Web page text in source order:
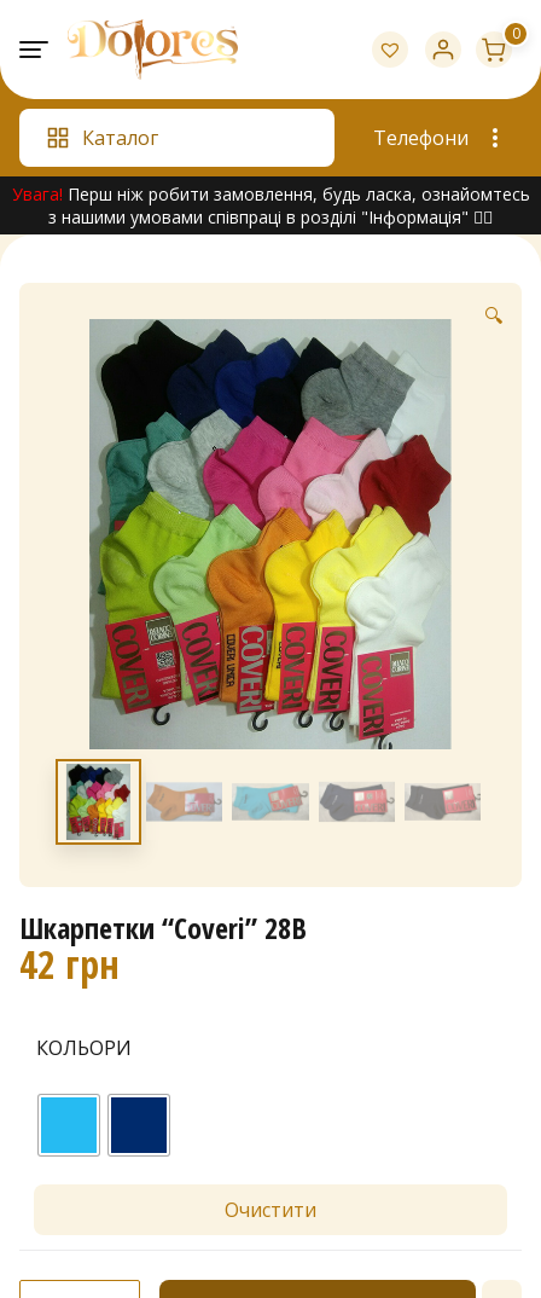
content
0
Каталог Телефони
Увага! Перш ніж робити замовлення, будь ласка, ознайомтесь
з нашими умовами співпраці в розділі "Інформація" 👇🏻
🔍
Шкарпетки “Coveri” 28B
42 грн
КОЛЬОРИ
Очистити